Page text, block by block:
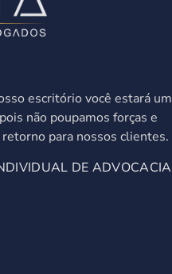
escritório você estará um
não poupamos forças e
para nossos clientes.
DE ADVOCACIA